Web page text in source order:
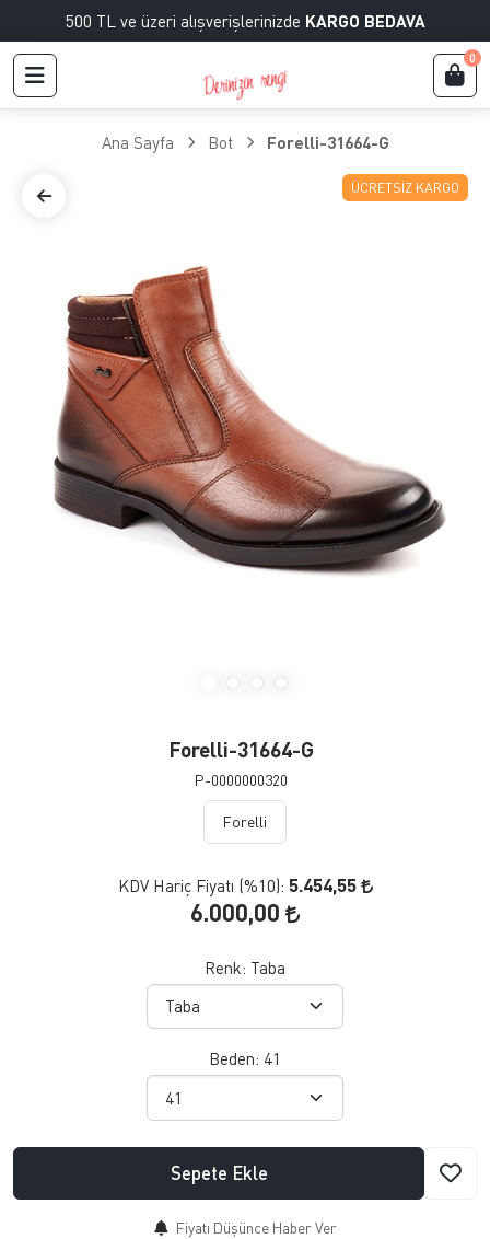
500 TL ve üzeri alışverişlerinizde KARGO BEDAVA
0
Ana Sayfa Bot Forelli-31664-G
ÜCRETSIZ KARGO
Forelli-31664-G
P-0000000320
Forelli
KDV Hariç Fiyatı (%10): 5.454,55
6.000,00
Renk: Taba
Beden: 41
Sepete Ekle
Fiyatı Düşünce Haber Ver